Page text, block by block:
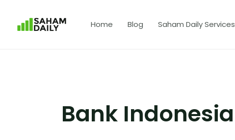
Home Blog Saham Daily Services
Bank Indonesia